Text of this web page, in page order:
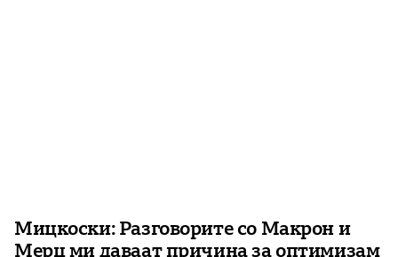
Мицкоски: Разговорите со Макрон и
Мерц ми даваат причина за оптимизам